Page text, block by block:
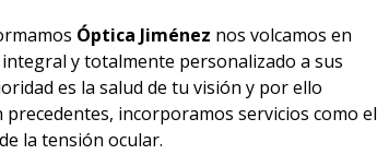
Óptica Jiménez nos volcamos en
y totalmente personalizado a sus
es la salud de tu visión y por ello
precedentes, incorporamos servicios como el
la tensión ocular.